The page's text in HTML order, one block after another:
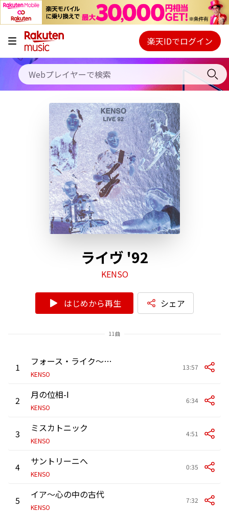
キャンペーン
料金プラン
使い方
初回30日間無料お試し
Webプレイヤー
ご契約内容の確認・変更
楽天IDでログイン
ライヴ '92
KENSO
はじめから再生 シェア
11曲
1 フォース・ライク～月夜舟行～時の意味
KENSO
13:57
2 月の位相-Ⅰ
KENSO
6:34
3 ミスカトニック
KENSO
4:51
4 サントリーニへ
KENSO
0:35
5 イア～心の中の古代
KENSO
7:32